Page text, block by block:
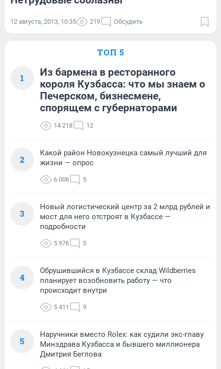
12 августа, 2013, 10:35 219 Обсудить
ТОП 5
1
Из бармена в ресторанного
короля Кузбасса: что мы знаем о
Печерском, бизнесмене,
спорящем с губернаторами
14 218 12
2
Какой район Новокузнецка самый лучший для
жизни — опрос
6 006 5
3
Новый логистический центр за 2 млрд рублей и
мост для него отстроят в Кузбассе —
подробности
5 976 5
4
Обрушившийся в Кузбассе склад Wildberries
планирует возобновить работу — что
происходит внутри
5 411 9
5
Наручники вместо Rolex: как судили экс-главу
Минздрава Кузбасса и бывшего миллионера
Дмитрия Беглова